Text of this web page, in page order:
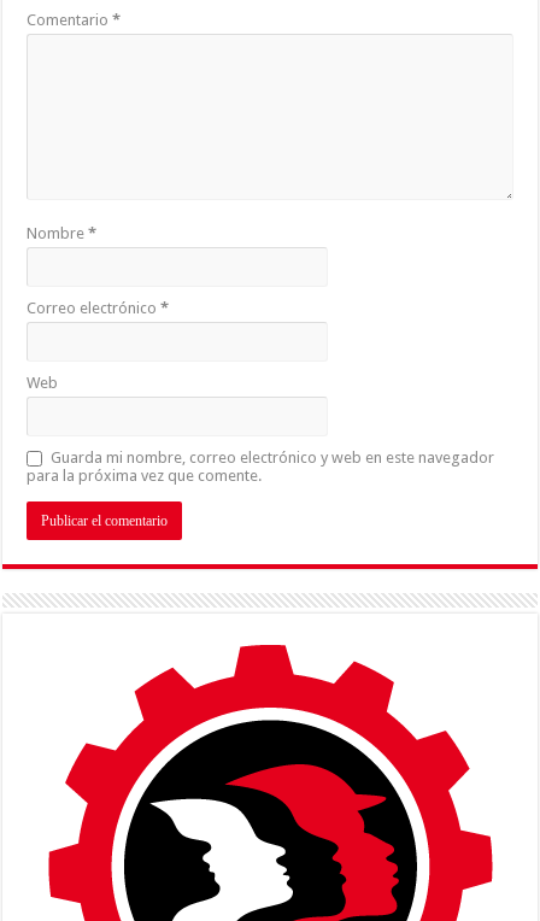
Comentario*
Nombre*
Correo electrónico*
Web
Guarda mi nombre, correo electrónico y web en este navegador
para la próxima vez que comente.